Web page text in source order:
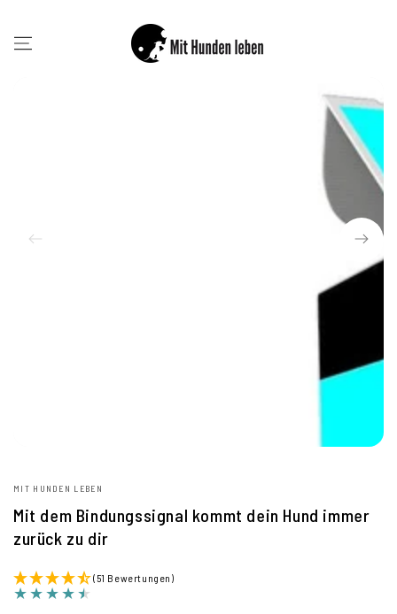
MIT HUNDEN LEBEN
Mit dem Bindungssignal kommt dein Hund immer
zurück zu dir
(51 Bewertungen)